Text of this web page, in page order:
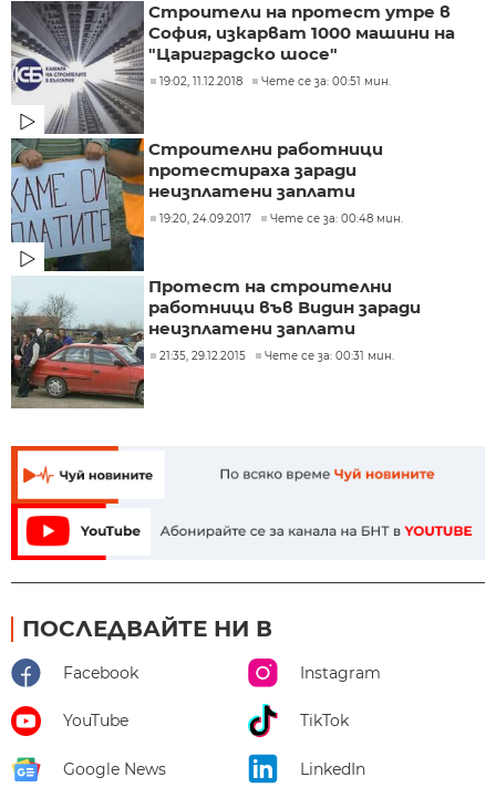
Строители на протест утре в
София, изкарват 1000 машини на
"Цариградско шосе"
19:02, 11.12.2018 Чете се за: 00:51 мин.
Строителни работници
протестираха заради
неизплатени заплати
19:20, 24.09.2017 Чете се за: 00:48 мин.
Протест на строителни
работници във Видин заради
неизплатени заплати
21:35, 29.12.2015 Чете се за: 00:31 мин.
ПОСЛЕДВАЙТЕ НИ В
Facebook Instagram
YouTube TikTok
Google News LinkedIn